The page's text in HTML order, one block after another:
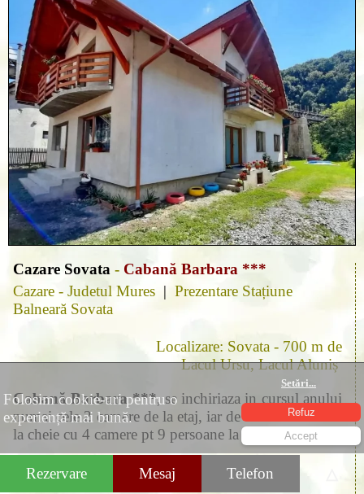
Rezervare Mesaj Telefon
Cazare Sovata - Cabană Barbara ***
Cazare - Judetul Mures | Prezentare Stațiune
Balneară Sovata
Localizare: Sovata - 700 m de
Lacul Ursu, Lacul Aluniș
Cabană Barbara ***, se inchiriaza in cursul anului
numai cele 2 camere de la etaj, iar de revelion ca casa
la cheie cu 4 camere pt 9 persoane la Sovata.
Pentru detalii Cabană Barbara *** - trei stele
Folosim cookie-uri pentru o
experiență mai bună.
Setări...
Refuz
Accept